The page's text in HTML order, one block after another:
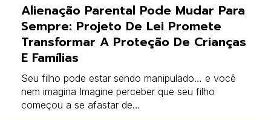
Alienação Parental Pode Mudar Para
Sempre: Projeto De Lei Promete
Transformar A Proteção De Crianças
E Famílias
Seu filho pode estar sendo manipulado… e você
nem imagina Imagine perceber que seu filho
começou a se afastar de…